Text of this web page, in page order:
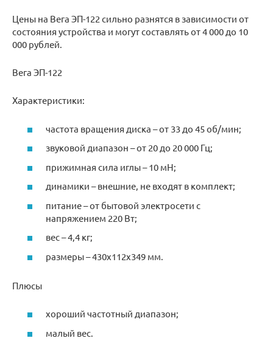
Цены на Вега ЭП-122 сильно разнятся в зависимости от
состояния устройства и могут составлять от 4 000 до 10
000 рублей.
Вега ЭП-122
Характеристики:
частота вращения диска – от 33 до 45 об/мин;
звуковой диапазон – от 20 до 20 000 Гц;
прижимная сила иглы – 10 мН;
динамики – внешние, не входят в комплект;
питание – от бытовой электросети с
напряжением 220 Вт;
вес – 4,4 кг;
размеры – 430х112х349 мм.
Плюсы
хороший частотный диапазон;
малый вес.